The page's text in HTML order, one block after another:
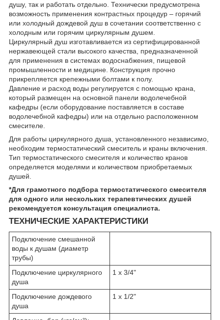
душу, так и работать отдельно. Технически предусмотрена
возможность применения контрастных процедур – горячий
или холодный дождевой душ в сочетании соответственно с
холодным или горячим циркулярным душем.
Циркулярный душ изготавливается из сертифицированной
нержавеющей стали высокого качества, предназначенной
для применения в системах водоснабжения, пищевой
промышленности и медицине. Конструкция прочно
прикрепляется крепежными болтами к полу.
Давление и расход воды регулируется с помощью крана,
который размещен на основной панели водолечебной
кафедры (если оборудование поставляется в составе
водолечебной кафедры) или на отдельно расположенном
смесителе.
Для работы циркулярного душа, установленного независимо,
необходим термостатический смеситель и краны включения.
Тип термостатического смесителя и количество кранов
определяется моделями и количеством приобретаемых
душей.
*Для грамотного подбора термостатического смесителя
для одного или нескольких терапевтических душей
рекомендуется консультация специалиста.
ТЕХНИЧЕСКИЕ ХАРАКТЕРИСТИКИ
Подключение смешанной
воды к душам (диаметр
трубы)
Подключение циркулярного
душа
1 х 3/4"
Подключение дождевого
душа
1 х 1/2"